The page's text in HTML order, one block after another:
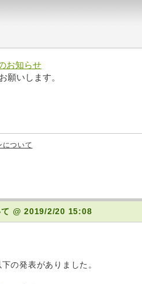
お知らせ
願いします。
について
@ 2019/2/20 15:08
の発表がありました。